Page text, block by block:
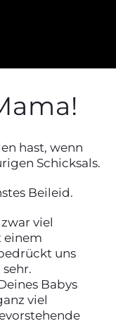
hast, wenn
Schicksals.
Beileid.
viel
einem
uns
Babys
viel